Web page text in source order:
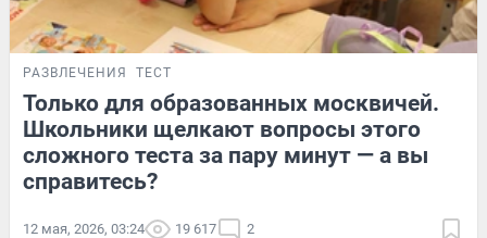
РАЗВЛЕЧЕНИЯ ТЕСТ
Только для образованных москвичей.
Школьники щелкают вопросы этого
сложного теста за пару минут — а вы
справитесь?
12 мая, 2026, 03:24 19 617 2